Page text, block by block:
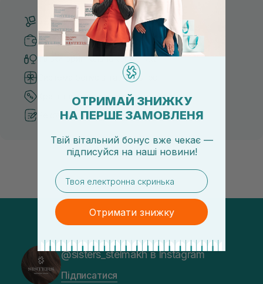
Безкоштовна доставка від 3000 UAH
Безпечні способи оплати
Тільки оригінальна косметика
Система бонусів та лояльності
Кращі ціни та топ товари
Рекомендації від косметологів
@sisters_stelmakh в Instagram
Підписатися
ОТРИМАЙ ЗНИЖКУ
НА ПЕРШЕ ЗАМОВЛЕНЯ
Твій вітальний бонус вже чекає —
підписуйся на наші новини!
email
Отримати знижку